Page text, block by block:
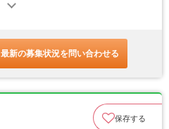
最新の募集状況を問い合わせる
保存する